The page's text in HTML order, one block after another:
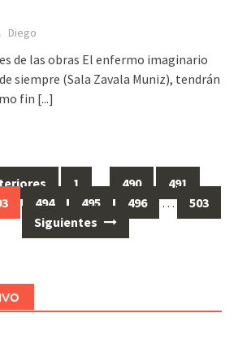
Diego
de las obras El enfermo imaginario
siempre (Sala Zavala Muniz), tendrán
fin [...]
1 … 490
491
494 495 496 …
503
Siguientes